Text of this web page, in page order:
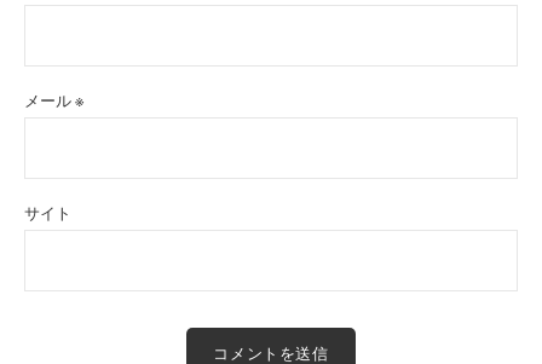
メール※
サイト